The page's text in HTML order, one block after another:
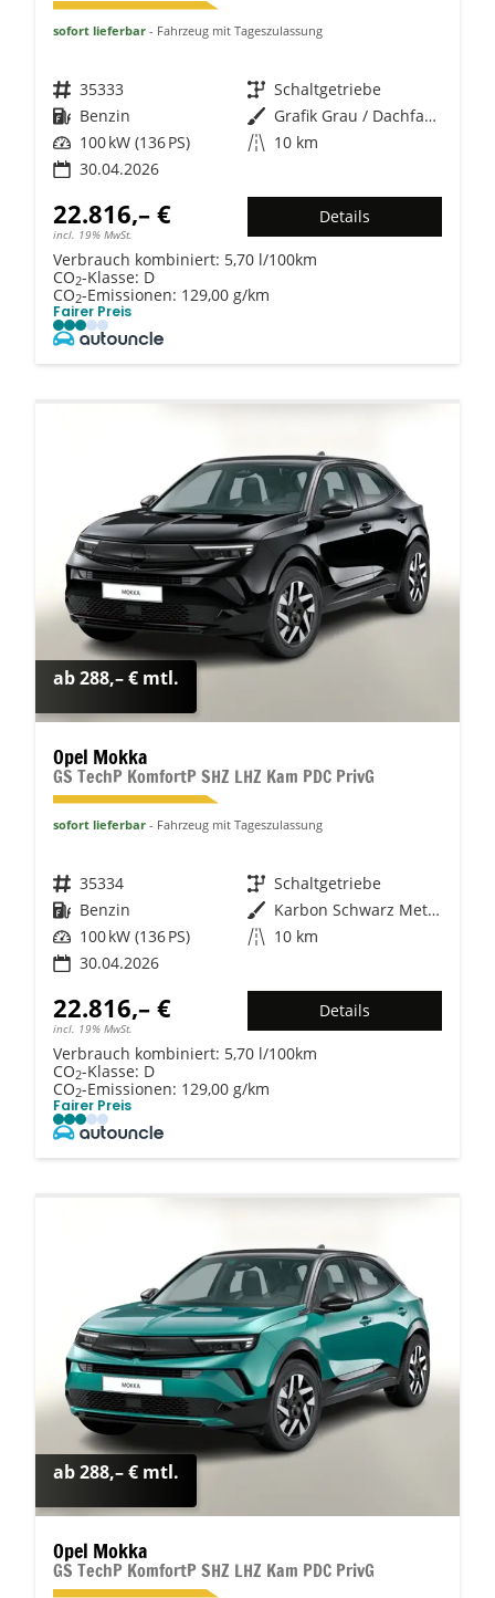
sofort lieferbar Fahrzeug mit Tageszulassung
Fahrzeugnr. 35333 Getriebe Schaltgetriebe
Kraftstoff Benzin Außenfarbe
Grafik Grau / Dachfarbe schwarz
Leistung 100 kW (136 PS) Kilometerstand 10 km
30.04.2026
22.816,– €
incl. 19% MwSt.
Details
Verbrauch kombiniert: 5,70 l/100km
CO2-Klasse: D
CO2-Emissionen: 129,00 g/km
Fairer Preis
ab 288,– € mtl.
Opel Mokka
GS TechP KomfortP SHZ LHZ Kam PDC PrivG
sofort lieferbar Fahrzeug mit Tageszulassung
Fahrzeugnr. 35334 Getriebe Schaltgetriebe
Kraftstoff Benzin Außenfarbe
Karbon Schwarz Metallic
Leistung 100 kW (136 PS) Kilometerstand 10 km
30.04.2026
22.816,– €
incl. 19% MwSt.
Details
Verbrauch kombiniert: 5,70 l/100km
CO2-Klasse: D
CO2-Emissionen: 129,00 g/km
Fairer Preis
ab 288,– € mtl.
Opel Mokka
GS TechP KomfortP SHZ LHZ Kam PDC PrivG